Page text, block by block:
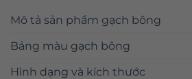
Mô tả sản phẩm gạch bông
Bảng màu gạch bông
Hình dạng và kích thước